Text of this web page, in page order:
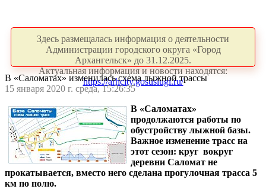
Здесь размещалась информация о деятельности
Администрации городского округа «Город
Архангельск» до 31.12.2025.
Актуальная информация и новости находятся:
https://arhcity.gosuslugi.ru/
В «Саломатах» изменилась схема лыжной трассы
15 января 2020 г. среда, 15:26:35
В «Саломатах»
продолжаются работы по
обустройству лыжной базы.
Важное изменение трасс на
этот сезон: круг вокруг
деревни Саломат не
прокатывается, вместо него сделана прогулочная трасса 5
км по полю.